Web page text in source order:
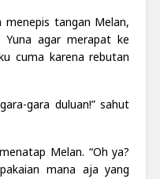
menepis tangan Melan,
Yuna agar merapat ke
cuma karena rebutan
gara duluan!” sahut
Melan. “Oh ya?
mana aja yang